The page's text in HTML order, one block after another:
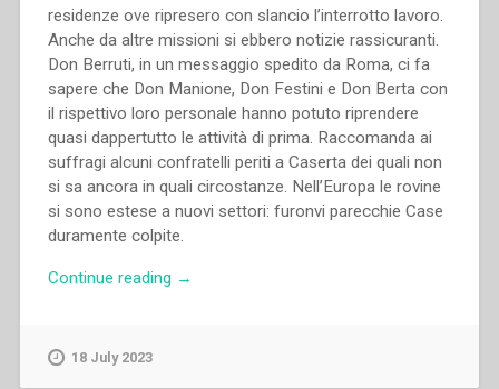
residenze ove ripresero con slancio l’interrotto lavoro.
Anche da altre missioni si ebbero notizie rassicuranti.
Don Berruti, in un messaggio spedito da Roma, ci fa
sapere che Don Manione, Don Festini e Don Berta con
il rispettivo loro personale hanno potuto riprendere
quasi dappertutto le attività di prima. Raccomanda ai
suffragi alcuni confratelli periti a Caserta dei quali non
si sa ancora in quali circostanze. Nell’Europa le rovine
si sono estese a nuovi settori: furonvi parecchie Case
duramente colpite.
Continue reading “Pietro
→
18 July 2023